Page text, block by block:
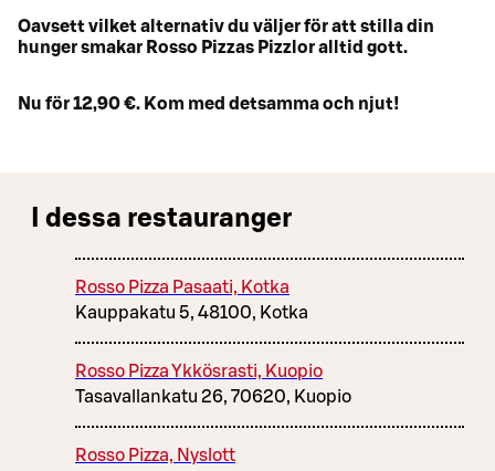
Oavsett vilket alternativ du väljer för att stilla din
hunger smakar Rosso Pizzas Pizzlor alltid gott.
Nu för 12,90 €. Kom med detsamma och njut!
I dessa restauranger
Rosso Pizza Pasaati, Kotka
Kauppakatu 5, 48100, Kotka
Rosso Pizza Ykkösrasti, Kuopio
Tasavallankatu 26, 70620, Kuopio
Rosso Pizza, Nyslott